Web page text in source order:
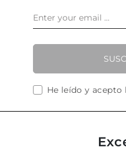
He leído y acepto